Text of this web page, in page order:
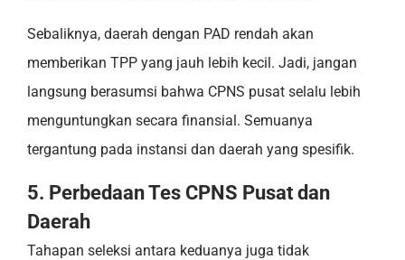
Sebaliknya, daerah dengan PAD rendah akan
memberikan TPP yang jauh lebih kecil. Jadi, jangan
langsung berasumsi bahwa CPNS pusat selalu lebih
menguntungkan secara finansial. Semuanya
tergantung pada instansi dan daerah yang spesifik.
5. Perbedaan Tes CPNS Pusat dan
Daerah
Tahapan seleksi antara keduanya juga tidak